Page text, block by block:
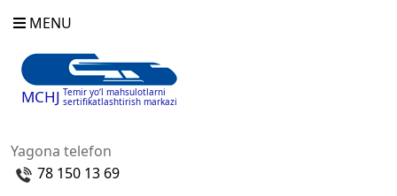
MENU
MCHJ Temir yo‘l mahsulotlarni
sertifikatlashtirish markazi
Yagona telefon
78 150 13 69